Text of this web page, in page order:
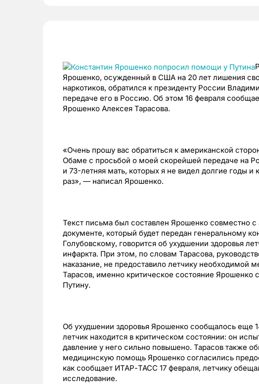
Ярошенко, осужденный в США на 20 лет лишения
наркотиков, обратился к президенту России
передаче его в Россию. Об этом 16 февраля
Ярошенко Алексея Тарасова.
«Очень прошу вас обратиться к американской
Обаме с просьбой о моей скорейшей передаче на
и 73-летняя мать, которых я не видел долгие годы и
раз», — написал Ярошенко.
Текст письма был составлен Ярошенко совместно
документе, который будет передан генеральному
Голубовскому, говорится об ухудшении здоровья
инфаркта. При этом, по словам Тарасова,
наказание, не предоставило летчику необходимой
Тарасов, именно критическое состояние Ярошенко
Путину.
Об ухудшении здоровья Ярошенко сообщалось еще
летчик находится в критическом состоянии: он
давление у него сильно повышено. Тарасов также
медицинскую помощь Ярошенко согласились
как сообщает ИТАР-ТАСС 17 февраля, летчику
исследование.